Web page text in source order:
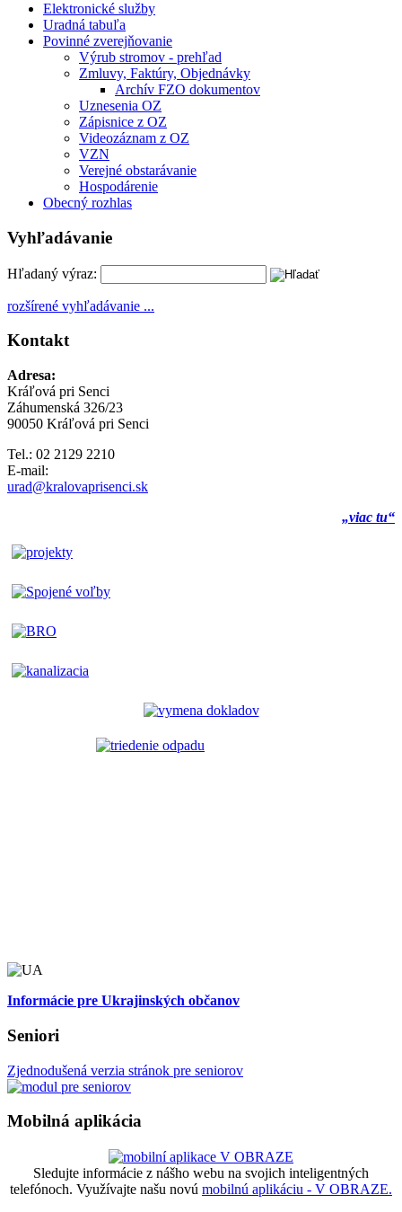
Elektronické služby
Uradná tabuľa
Povinné zverejňovanie
Výrub stromov - prehľad
Zmluvy, Faktúry, Objednávky
Archív FZO dokumentov
Uznesenia OZ
Zápisnice z OZ
Videozáznam z OZ
VZN
Verejné obstarávanie
Hospodárenie
Obecný rozhlas
Vyhľadávanie
Hľadaný výraz:
rozšírené vyhľadávanie ...
Kontakt
Adresa:
Kráľová pri Senci
Záhumenská 326/23
90050 Kráľová pri Senci
Tel.: 02 2129 2210
E-mail:
urad@kralovaprisenci.sk
„viac tu“
Informácie pre Ukrajinských občanov
Seniori
Zjednodušená verzia stránok pre seniorov
Mobilná aplikácia
Sledujte informácie z nášho webu na svojich inteligentných
telefónoch. Využívajte našu novú mobilnú aplikáciu - V OBRAZE.